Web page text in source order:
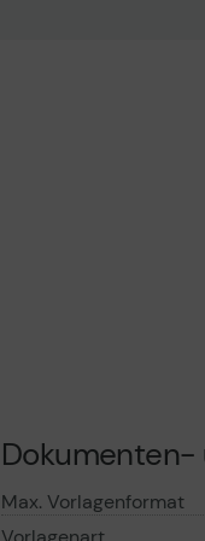
Dokumenten-
Max. Vorlagenformat